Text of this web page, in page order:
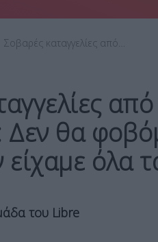
Σοβαρές καταγγελίες από…
Δεν θα
όλα
του Libre